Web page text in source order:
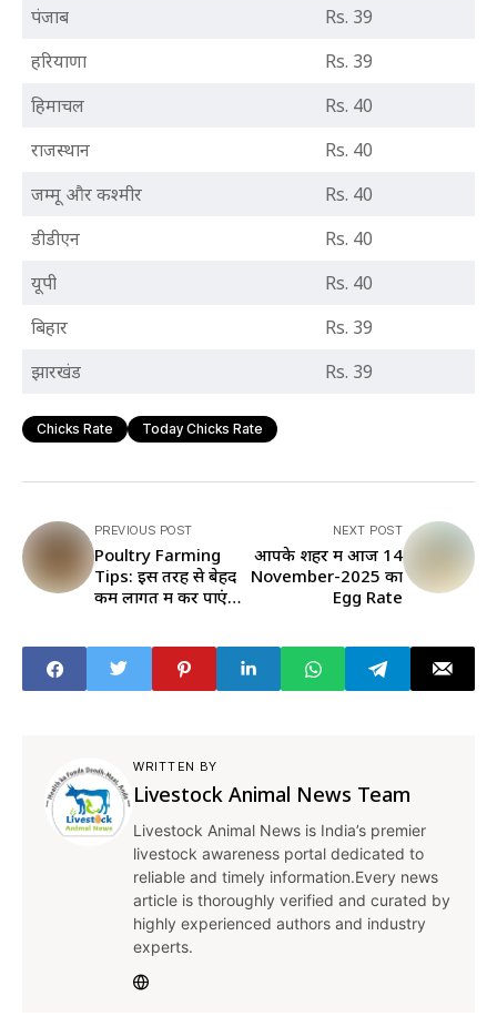
पंजाब
Rs. 39
हरियाणा
Rs. 39
हिमाचल
Rs. 40
राजस्थान
Rs. 40
जम्मू और कश्मीर
Rs. 40
डीडीएन
Rs. 40
यूपी
Rs. 40
बिहार
Rs. 39
झारखंड
Rs. 39
Chicks Rate Today Chicks Rate
PREVIOUS POST
Poultry Farming
Tips: इस तरह से बेहद
कम लागत में कर पाएंगे
NEXT POST
आपके शहर में आज 14
November-2025 का
Egg Rate
WRITTEN BY
Livestock Animal News Team
Livestock Animal News is India’s premier
livestock awareness portal dedicated to
reliable and timely information.Every news
article is thoroughly verified and curated by
highly experienced authors and industry
experts.